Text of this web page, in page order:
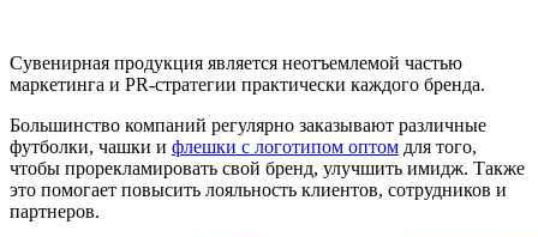
Сувенирная продукция является неотъемлемой частью
маркетинга и PR-стратегии практически каждого бренда.
Большинство компаний регулярно заказывают различные
футболки, чашки и флешки с логотипом оптом для того,
чтобы прорекламировать свой бренд, улучшить имидж. Также
это помогает повысить лояльность клиентов, сотрудников и
партнеров.